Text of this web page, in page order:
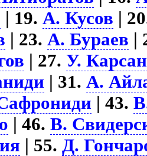
| 19.А. Кусов |
| 23.А. Бураев |
| 27.У.
| 31.А.
| 43.
| 46.В.
| 55.Д.